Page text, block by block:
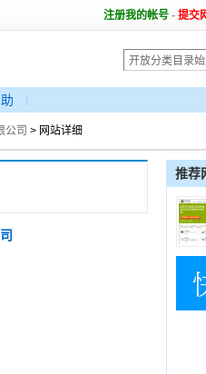
注册我的帐号 - 提交
公司 > 网站详细
推荐